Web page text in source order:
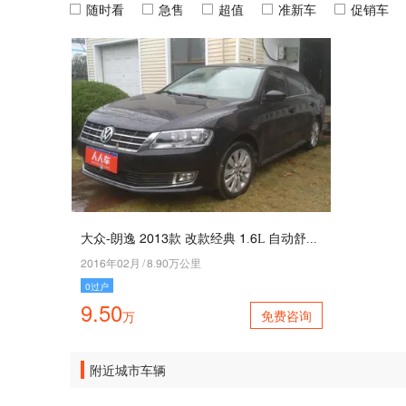
随时看 急售 超值 准新车 促销车
2017年02月 /6.90万公里
0过户
9.50万 免费咨询
附近城市车辆